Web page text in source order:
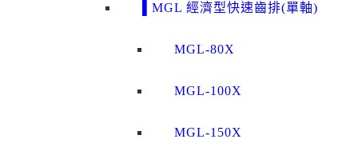
▌MGL 經濟型快速齒排(單軸)
MGL-80X
MGL-100X
MGL-150X